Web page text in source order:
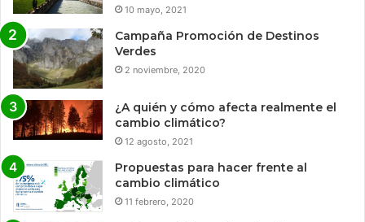
10 mayo, 2021
Campaña Promoción de Destinos
Verdes
2 noviembre, 2020
¿A quién y cómo afecta realmente el
cambio climático?
12 agosto, 2021
Propuestas para hacer frente al
cambio climático
11 febrero, 2020